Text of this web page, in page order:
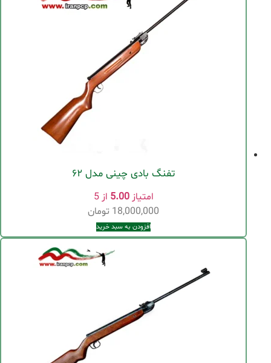
تفنگ بادی چینی مدل ۶۲
امتیاز5.00 از 5
18,000,000 تومان
افزودن به سبد خرید